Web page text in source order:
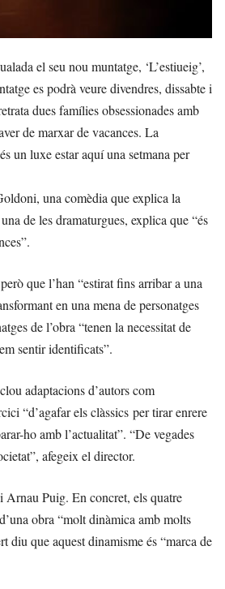
el seu nou muntatge, ‘L’estiueig’,
es podrà veure divendres, dissabte i
dues famílies obsessionades amb
de marxar de vacances. La
un luxe estar aquí una setmana per
una comèdia que explica la
de les dramaturgues, explica que “és
que l’han “estirat fins arribar a una
en una mena de personatges
de l’obra “tenen la necessitat de
sentir identificats”.
adaptacions d’autors com
“d’agafar els clàssics per tirar enrere
ho amb l’actualitat”. “De vegades
afegeix el director.
Arnau Puig. En concret, els quatre
obra “molt dinàmica amb molts
diu que aquest dinamisme és “marca de